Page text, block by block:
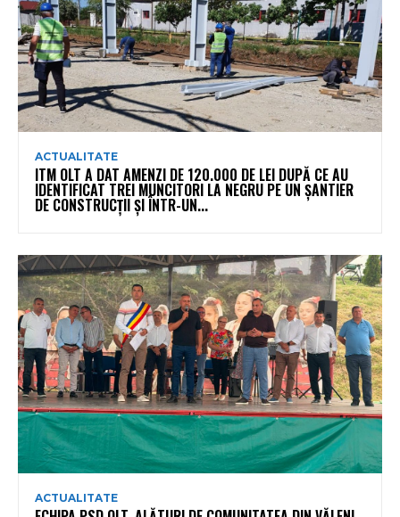
ACTUALITATE
ITM OLT A DAT AMENZI DE 120.000 DE LEI DUPĂ CE AU
IDENTIFICAT TREI MUNCITORI LA NEGRU PE UN ȘANTIER
DE CONSTRUCȚII ȘI ÎNTR-UN...
ACTUALITATE